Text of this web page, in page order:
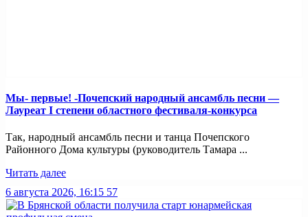
Мы- первые! -Почепский народный ансамбль песни —
Лауреат I степени областного фестиваля-конкурса
Так, народный ансамбль песни и танца Почепского
Районного Дома культуры (руководитель Тамара ...
Читать далее
6 августа 2026, 16:15 57